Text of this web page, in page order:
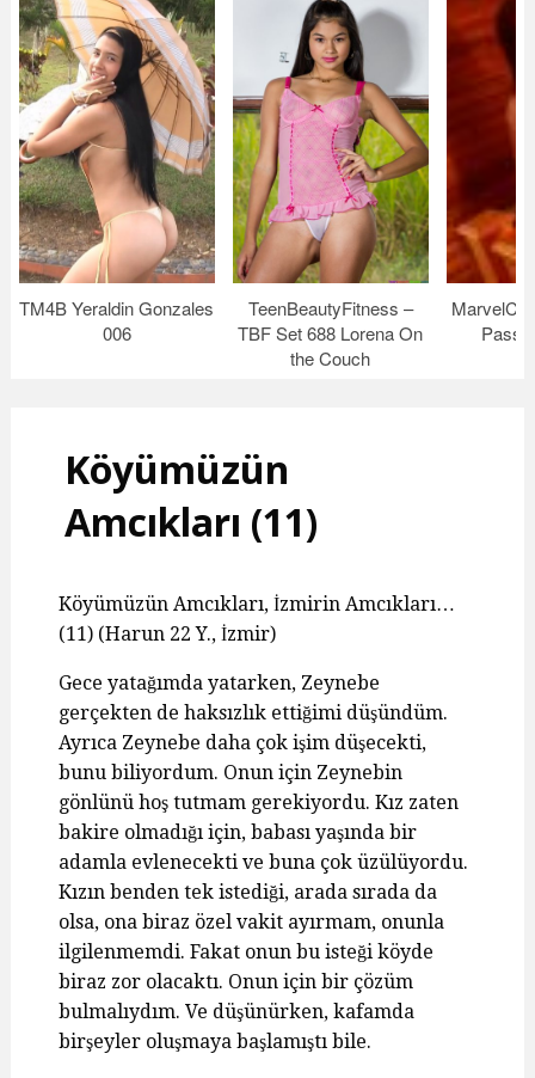
TM4B Yeraldin Gonzales
006
TeenBeautyFitness –
TBF Set 688 Lorena On
the Couch
Köyümüzün
Amcıkları (11)
Köyümüzün Amcıkları, İzmirin Amcıkları…
(11) (Harun 22 Y., İzmir)
Gece yatağımda yatarken, Zeynebe
gerçekten de haksızlık ettiğimi düşündüm.
Ayrıca Zeynebe daha çok işim düşecekti,
bunu biliyordum. Onun için Zeynebin
gönlünü hoş tutmam gerekiyordu. Kız zaten
bakire olmadığı için, babası yaşında bir
adamla evlenecekti ve buna çok üzülüyordu.
Kızın benden tek istediği, arada sırada da
olsa, ona biraz özel vakit ayırmam, onunla
ilgilenmemdi. Fakat onun bu isteği köyde
biraz zor olacaktı. Onun için bir çözüm
bulmalıydım. Ve düşünürken, kafamda
birşeyler oluşmaya başlamıştı bile.